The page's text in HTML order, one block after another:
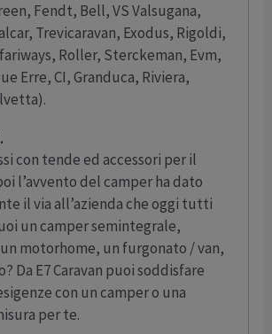
Fendt, Bell, VS Valsugana,
Trevicaravan, Exodus, Rigoldi,
Roller, Sterckeman, Evm,
Erre, CI, Granduca, Riviera,
con tende ed accessori per il
l’avvento del camper ha dato
il via all’azienda che oggi tutti
un camper semintegrale,
motorhome, un furgonato / van,
Da E7 Caravan puoi soddisfare
con un camper o una
per te.